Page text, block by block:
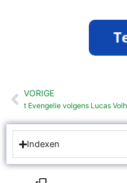
Vorige
VORIGE
Indexen